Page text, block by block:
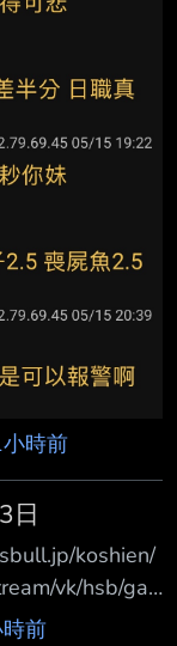
犯規，這局獅
時前
日
koshien/
vk/hsb/ga
第1試合
前